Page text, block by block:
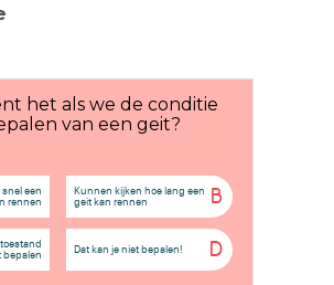
het als we de conditie
van een geit?
een
rennen
B
Kunnen kijken hoe lang een
geit kan rennen
bepalen
D
Dat kan je niet bepalen!